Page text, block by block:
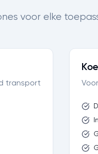
voor elke
transport